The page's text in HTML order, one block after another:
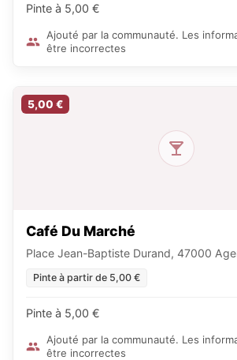
Pinte à 5,00 €
Ajouté par la communauté. Les
être incorrectes
5,00 €
Café Du Marché
Place Jean-Baptiste Durand, 47000
Pinte à partir de 5,00 €
Pinte à 5,00 €
Ajouté par la communauté. Les
être incorrectes